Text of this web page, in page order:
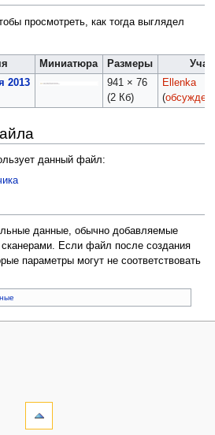
просмотреть, как тогда выглядел
Миниатюра Размеры
2013
941 × 76
(2 Кб)
Ellenka
(
данный файл:
данные, обычно добавляемые
Если файл после создания
параметры могут не соответствовать